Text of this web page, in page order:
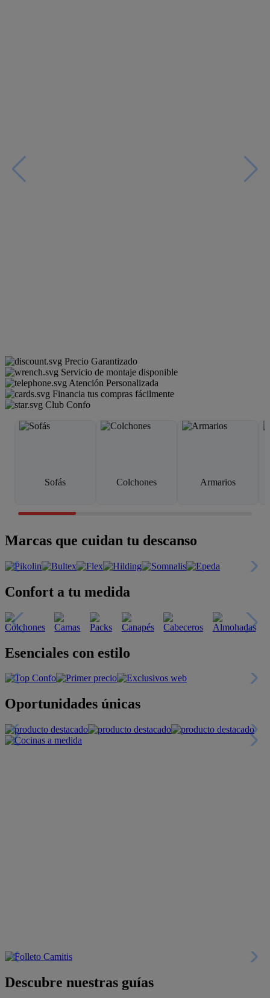
Precio Garantizado
Servicio de montaje disponible
Atención Personalizada
Financia tus compras fácilmente
Club Confo
Sofás Colchones Armarios
Marcas que cuidan tu descanso
Confort a tu medida
Esenciales con estilo
Oportunidades únicas
Descubre nuestras guías